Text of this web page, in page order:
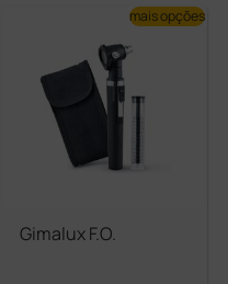
Gimalux F.O.
mais opções